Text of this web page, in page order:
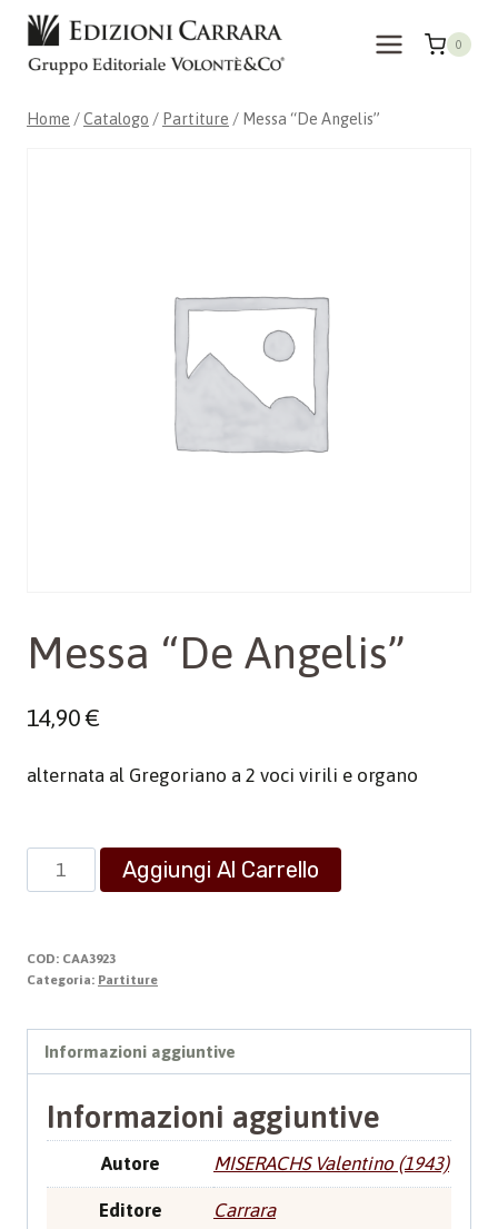
Salta
contenuto
0
Home /Catalogo / Partiture / Messa “De Angelis”
Messa “De Angelis”
14,90€
alternata al Gregoriano a 2 voci virili e organo
Messa
“De
quantità
Aggiungi Al Carrello
COD: CAA3923
Categoria: Partiture
Informazioni aggiuntive
Informazioni aggiuntive
Autore MISERACHS Valentino (1943)
Editore Carrara